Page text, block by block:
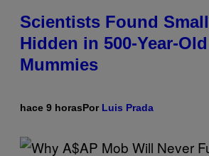
Scientists Found
Hidden in 500-Year-
Mummies
hace 9 horasPor Luis Prada